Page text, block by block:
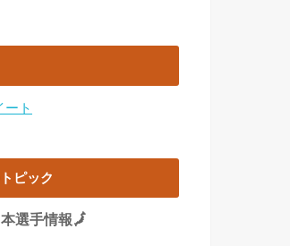
ート
ピック
本選手情報🗾